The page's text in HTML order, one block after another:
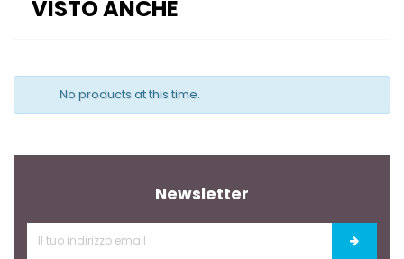
VISTO ANCHE
No products at this time.
Newsletter